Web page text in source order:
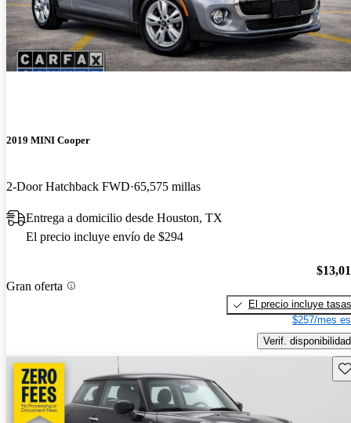
2019 MINI Cooper
2-Door Hatchback FWD 65,575 millas
Entrega a domicilio desde Houston, TX
El precio incluye envío de $294
Gran oferta
El precio incluye tasas
$257/mes
Verif. disponibilidad